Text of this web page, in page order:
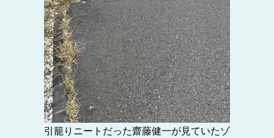
引籠りニートだった齋藤健一が見ていたゾ